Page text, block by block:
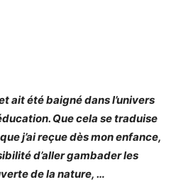
ait été baigné dans l’univers
Que cela se traduise
j’ai reçue dès mon enfance,
d’aller gambader les
de la nature, …